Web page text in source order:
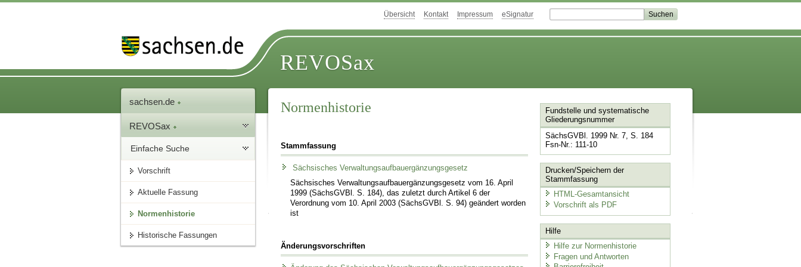
Übersicht Kontakt Impressum eSignatur
REVOSax
sachsen.de
REVOSax
Einfache Suche
Vorschrift
Aktuelle Fassung
Normenhistorie
Historische Fassungen
Normenhistorie
Stammfassung
Sächsisches Verwaltungsaufbauergänzungsgesetz
Sächsisches Verwaltungsaufbauergänzungsgesetz vom 16. April
1999 (SächsGVBl. S. 184), das zuletzt durch Artikel 6 der
Verordnung vom 10. April 2003 (SächsGVBl. S. 94) geändert worden
ist
Änderungsvorschriften
Fundstelle und systematische
Gliederungsnummer
SächsGVBl. 1999 Nr. 7, S. 184
Fsn-Nr.: 111-10
Drucken/Speichern der
Stammfassung
HTML-Gesamtansicht
Vorschrift als PDF
Hilfe
Hilfe zur Normenhistorie
Fragen und Antworten